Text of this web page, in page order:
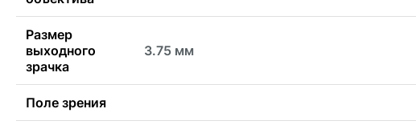
Размер
выходного
зрачка
3.75 мм
Поле зрения